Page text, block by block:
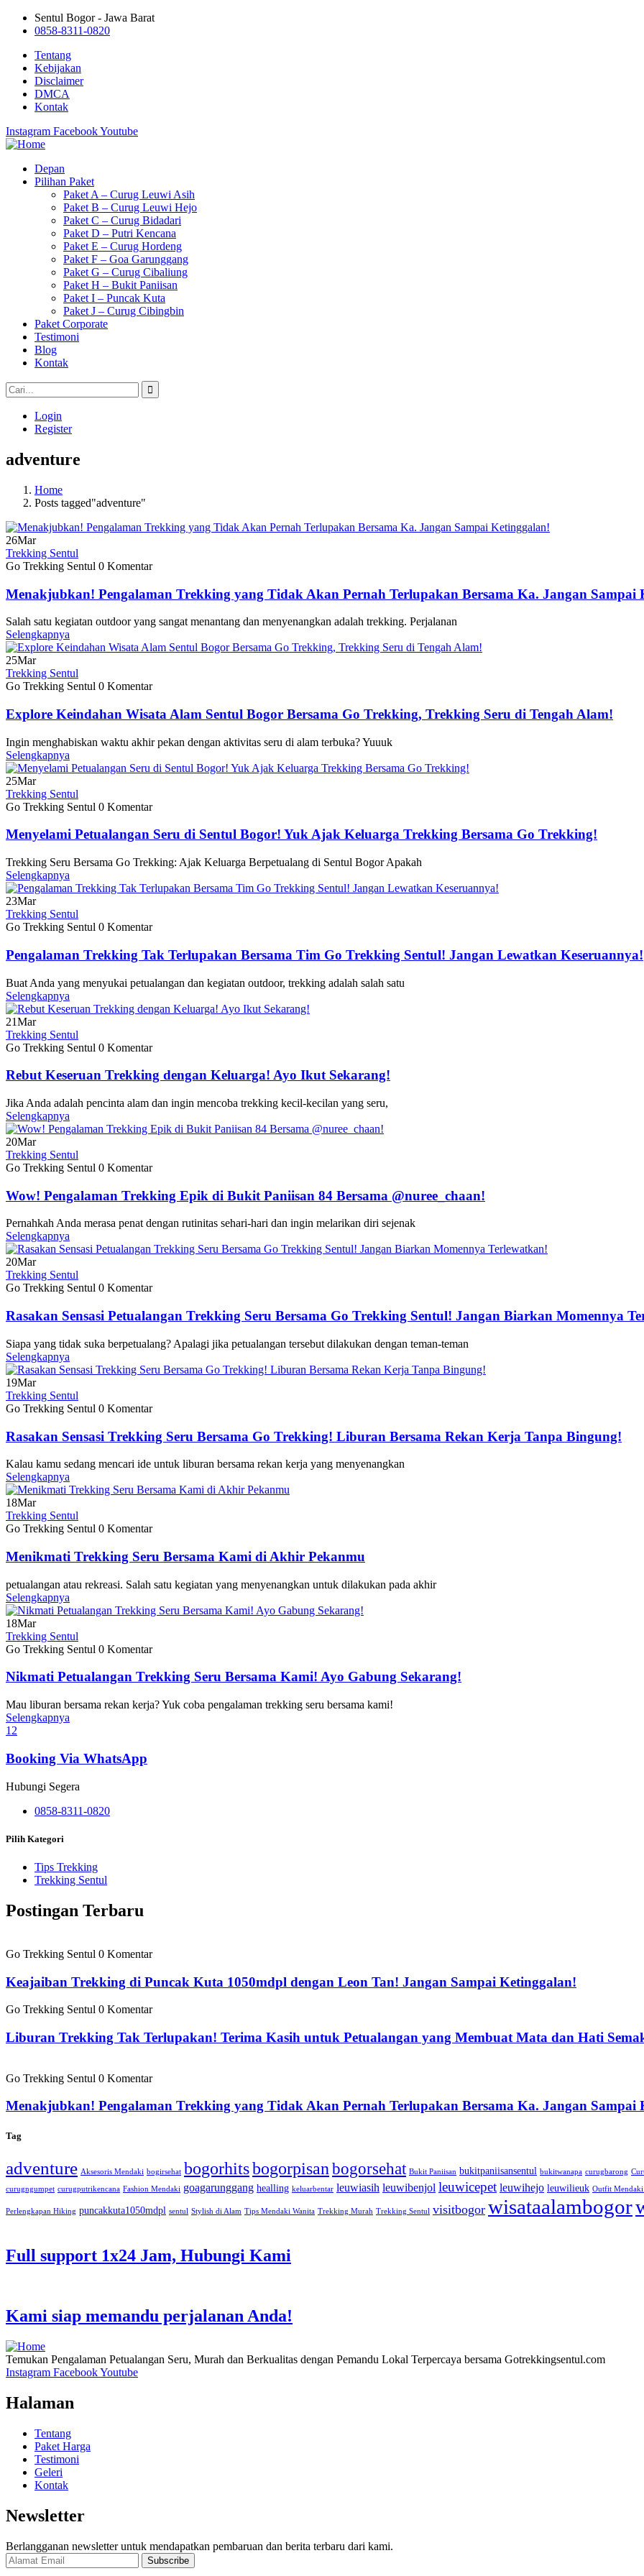
Sentul Bogor - Jawa Barat
0858-8311-0820
Tentang
Kebijakan
Disclaimer
DMCA
Kontak
Instagram FacebookYoutube
Depan
Pilihan Paket
Paket A – Curug Leuwi Asih
Paket B – Curug Leuwi Hejo
Paket C – Curug Bidadari
Paket D – Putri Kencana
Paket E – Curug Hordeng
Paket F – Goa Garunggang
Paket G – Curug Cibaliung
Paket H – Bukit Paniisan
Paket I – Puncak Kuta
Paket J – Curug Cibingbin
Paket Corporate
Testimoni
Blog
Kontak
Login
Register
adventure
Home
Posts tagged"adventure"
26Mar
Trekking Sentul
Go Trekking Sentul 0 Komentar
Menakjubkan! Pengalaman Trekking yang Tidak Akan Pernah Terlupakan Bersama Ka. Jangan Sampai
Salah satu kegiatan outdoor yang sangat menantang dan menyenangkan adalah trekking. Perjalanan
Selengkapnya
25Mar
Trekking Sentul
Go Trekking Sentul 0 Komentar
Explore Keindahan Wisata Alam Sentul Bogor Bersama Go Trekking, Trekking Seru di Tengah Alam!
Ingin menghabiskan waktu akhir pekan dengan aktivitas seru di alam terbuka? Yuuuk
Selengkapnya
25Mar
Trekking Sentul
Go Trekking Sentul 0 Komentar
Menyelami Petualangan Seru di Sentul Bogor! Yuk Ajak Keluarga Trekking Bersama Go Trekking!
Trekking Seru Bersama Go Trekking: Ajak Keluarga Berpetualang di Sentul Bogor Apakah
Selengkapnya
23Mar
Trekking Sentul
Go Trekking Sentul 0 Komentar
Pengalaman Trekking Tak Terlupakan Bersama Tim Go Trekking Sentul! Jangan Lewatkan Keseruannya!
Buat Anda yang menyukai petualangan dan kegiatan outdoor, trekking adalah salah satu
Selengkapnya
21Mar
Trekking Sentul
Go Trekking Sentul 0 Komentar
Rebut Keseruan Trekking dengan Keluarga! Ayo Ikut Sekarang!
Jika Anda adalah pencinta alam dan ingin mencoba trekking kecil-kecilan yang seru,
Selengkapnya
20Mar
Trekking Sentul
Go Trekking Sentul 0 Komentar
Wow! Pengalaman Trekking Epik di Bukit Paniisan 84 Bersama @nuree_chaan!
Pernahkah Anda merasa penat dengan rutinitas sehari-hari dan ingin melarikan diri sejenak
Selengkapnya
20Mar
Trekking Sentul
Go Trekking Sentul 0 Komentar
Rasakan Sensasi Petualangan Trekking Seru Bersama Go Trekking Sentul! Jangan Biarkan Momennya
Siapa yang tidak suka berpetualang? Apalagi jika petualangan tersebut dilakukan dengan teman-teman
Selengkapnya
19Mar
Trekking Sentul
Go Trekking Sentul 0 Komentar
Rasakan Sensasi Trekking Seru Bersama Go Trekking! Liburan Bersama Rekan Kerja Tanpa Bingung!
Kalau kamu sedang mencari ide untuk liburan bersama rekan kerja yang menyenangkan
Selengkapnya
18Mar
Trekking Sentul
Go Trekking Sentul 0 Komentar
Menikmati Trekking Seru Bersama Kami di Akhir Pekanmu
petualangan atau rekreasi. Salah satu kegiatan yang menyenangkan untuk dilakukan pada akhir
Selengkapnya
18Mar
Trekking Sentul
Go Trekking Sentul 0 Komentar
Nikmati Petualangan Trekking Seru Bersama Kami! Ayo Gabung Sekarang!
Mau liburan bersama rekan kerja? Yuk coba pengalaman trekking seru bersama kami!
Selengkapnya
1 2
Booking Via WhatsApp
Hubungi Segera
0858-8311-0820
Pilih Kategori
Tips Trekking
Trekking Sentul
Postingan Terbaru
Go Trekking Sentul 0 Komentar
Keajaiban Trekking di Puncak Kuta 1050mdpl dengan Leon Tan! Jangan Sampai Ketinggalan!
Go Trekking Sentul 0 Komentar
Liburan Trekking Tak Terlupakan! Terima Kasih untuk Petualangan yang Membuat Mata dan Hati
Go Trekking Sentul 0 Komentar
Menakjubkan! Pengalaman Trekking yang Tidak Akan Pernah Terlupakan Bersama Ka. Jangan Sampai
Tag
adventure Aksesoris Mendaki bogirsehat bogorhitsbogorpisan bogorsehat Bukit Paniisan bukitpaniisansentul bukitwanapa curugbarong
curugngumpet curugputrikencana Fashion Mendaki goagarunggang healling keluarbentar leuwiasih leuwibenjol leuwicepet leuwihejo leuwilieuk Outfit Mendaki
Perlengkapan Hiking puncakkuta1050mdpl sentul Stylish di Alam Tips Mendaki Wanita Trekking Murah Trekking Sentul visitbogor wisataalambogor
Full support 1x24 Jam, Hubungi Kami
Kami siap memandu perjalanan Anda!
Temukan Pengalaman Petualangan Seru, Murah dan Berkualitas dengan Pemandu Lokal Terpercaya bersama Gotrekkingsentul.com
Instagram FacebookYoutube
Halaman
Tentang
Paket Harga
Testimoni
Geleri
Kontak
Newsletter
Berlangganan newsletter untuk mendapatkan pembaruan dan berita terbaru dari kami.